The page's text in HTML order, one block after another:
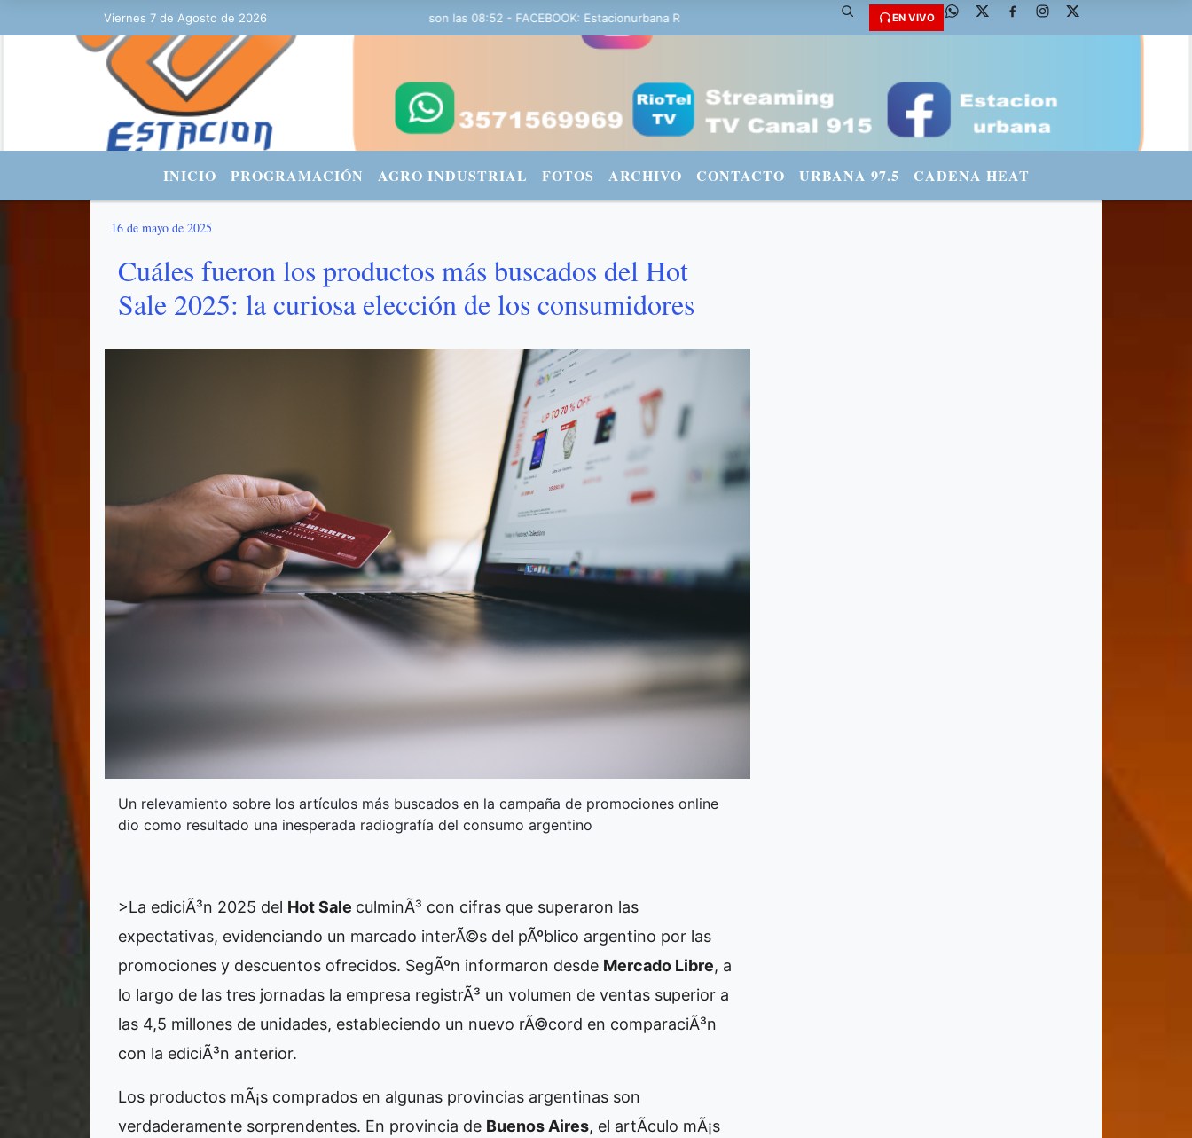
Viernes 7 de Agosto de 2026
Hoy es Viernes 7 de Agosto de 2026 y son las 08:52 - FACEBOOK: Estacionurbana Radiourbana - TWITTER: @fmradiourbana - INSTAGRAM: urbanario3 WHATSAPP: 3571569969
EN VIVO
INICIO PROGRAMACIÓN AGRO INDUSTRIAL FOTOS ARCHIVO CONTACTO URBANA 97.5 CADENA HEAT
16 de mayo de 2025
Cuáles fueron los productos más buscados del Hot
Sale 2025: la curiosa elección de los consumidores
Un relevamiento sobre los artículos más buscados en la campaña de promociones online
dio como resultado una inesperada radiografía del consumo argentino
>La ediciÃ³n 2025 del Hot Sale culminÃ³ con cifras que superaron las
expectativas, evidenciando un marcado interÃ©s del pÃºblico argentino por las
promociones y descuentos ofrecidos. SegÃºn informaron desde Mercado Libre, a
lo largo de las tres jornadas la empresa registrÃ³ un volumen de ventas superior a
las 4,5 millones de unidades, estableciendo un nuevo rÃ©cord en comparaciÃ³n
con la ediciÃ³n anterior.
Los productos mÃ¡s comprados en algunas provincias argentinas son
verdaderamente sorprendentes. En provincia de Buenos Aires, el artÃ­culo mÃ¡s